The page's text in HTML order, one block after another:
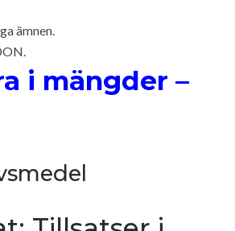
ämnen.
i mängder –